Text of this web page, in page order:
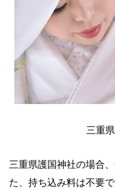
三重
三重県護国神社の場合
た、持ち込み料は不要